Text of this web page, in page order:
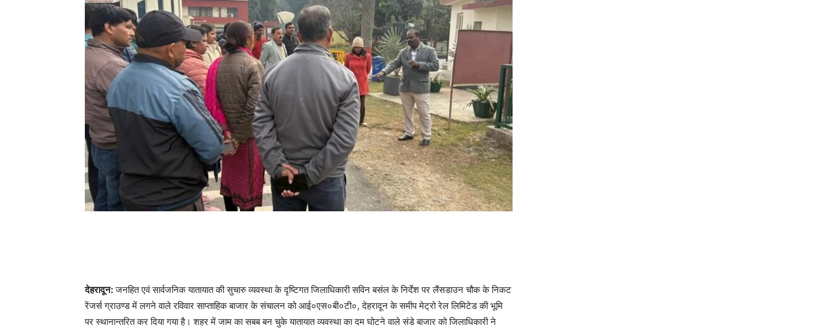
देहरादून:जनहित एवं सार्वजनिक यातायात की सुचारु व्यवस्था के दृष्टिगत जिलाधिकारी सविन बसंल के निर्देश पर लैंसडाउन चौक के निकट
रेंजर्स ग्राउण्ड में लगने वाले रविवार साप्ताहिक बाजार के संचालन को आई०एस०बी०टी०, देहरादून के समीप मेट्रो रेल लिमिटेड की भूमि
पर स्थानान्तरित कर दिया गया है। शहर में जाम का सबब बन चुके यातायात व्यवस्था का दम घोटने वाले संडे बाजार को जिलाधिकारी ने